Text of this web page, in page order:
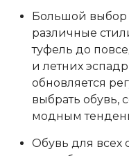
Большой выбор
различные
туфель до
и летних
обновляется
выбрать обувь,
модным
Обувь для всех